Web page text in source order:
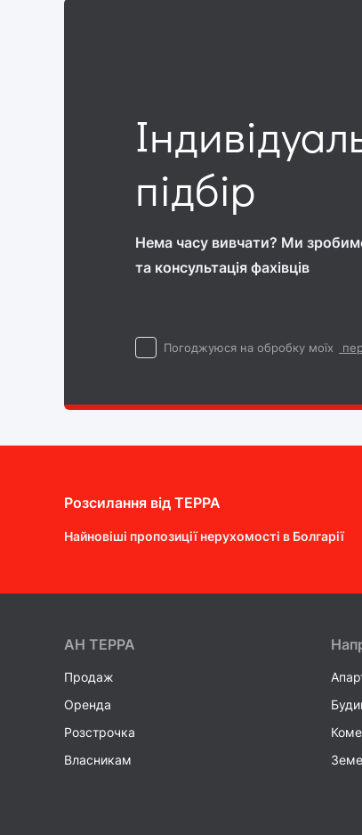
підбір
Нема часу вивчати? Ми
та консультація фахівців
Погоджуюся на обробку моїх
Розсилання від ТEPPA
Найновіші пропозиції нерухомості в Болгарії
AH ТEPPA
Продаж
Оренда
Розстрочка
Власникам